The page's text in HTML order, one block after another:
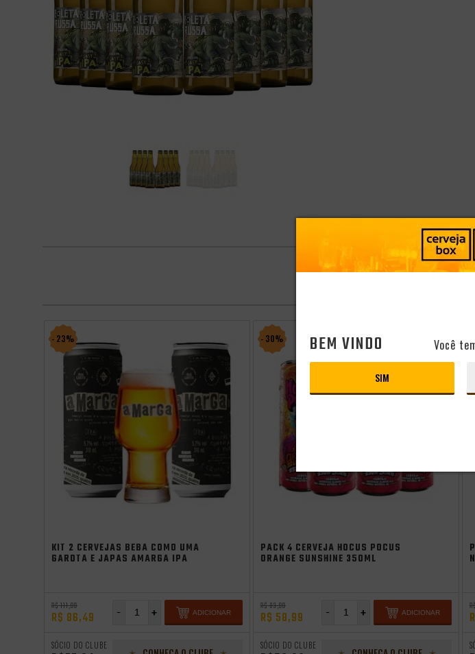
AVALIAÇÕES
- 23%
KIT 2 CERVEJAS BEBA COMO UMA
GAROTA E JAPAS AMARGA IPA
R$ 111,99
R$ 86,49 +
- ADICIONAR
SÓCIO DO CLUBE
- 30%
PACK 4 CERVEJA HOCUS POCUS
ORANGE SUNSHINE 350ML
R$ 83,99
R$ 58,99 +
- ADICIONAR
SÓCIO DO CLUBE
BEM VINDO Você
SIM